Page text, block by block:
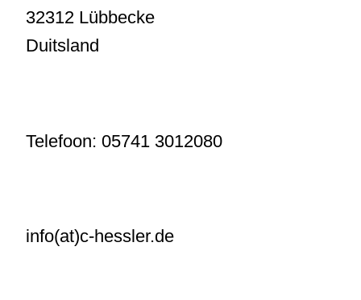
32312 Lübbecke
Duitsland
Telefoon: 05741 3012080
info(at)c-hessler.de